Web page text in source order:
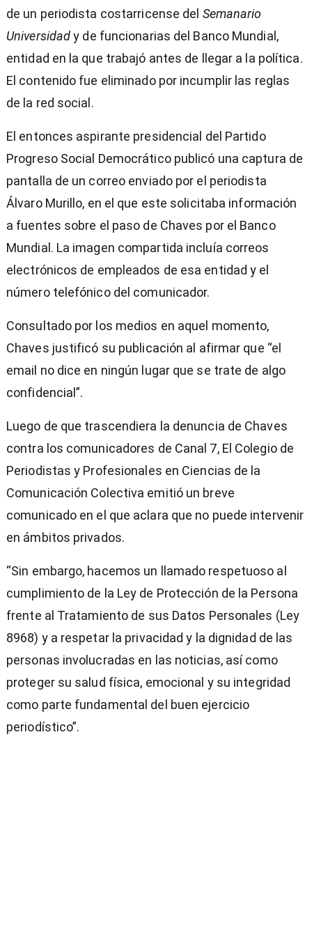
de un periodista costarricense del Semanario
Universidady de funcionarias del Banco Mundial,
entidad en la que trabajó antes de llegar a la política.
El contenido fue eliminado por incumplir las reglas
de la red social.
El entonces aspirante presidencial del Partido
Progreso Social Democrático publicó una captura de
pantalla de un correo enviado por el periodista
Álvaro Murillo, en el que este solicitaba información
a fuentes sobre el paso de Chaves por el Banco
Mundial. La imagen compartida incluía correos
electrónicos de empleados de esa entidad y el
número telefónico del comunicador.
Consultado por los medios en aquel momento,
Chaves justificó su publicación al afirmar que “el
email no dice en ningún lugar que se trate de algo
confidencial”.
Luego de que trascendiera la denuncia de Chaves
contra los comunicadores de Canal 7, El Colegio de
Periodistas y Profesionales en Ciencias de la
Comunicación Colectiva emitió un breve
comunicado en el que aclara que no puede intervenir
en ámbitos privados.
“Sin embargo, hacemos un llamado respetuoso al
cumplimiento de la Ley de Protección de la Persona
frente al Tratamiento de sus Datos Personales (Ley
8968) y a respetar la privacidad y la dignidad de las
personas involucradas en las noticias, así como
proteger su salud física, emocional y su integridad
como parte fundamental del buen ejercicio
periodístico”.